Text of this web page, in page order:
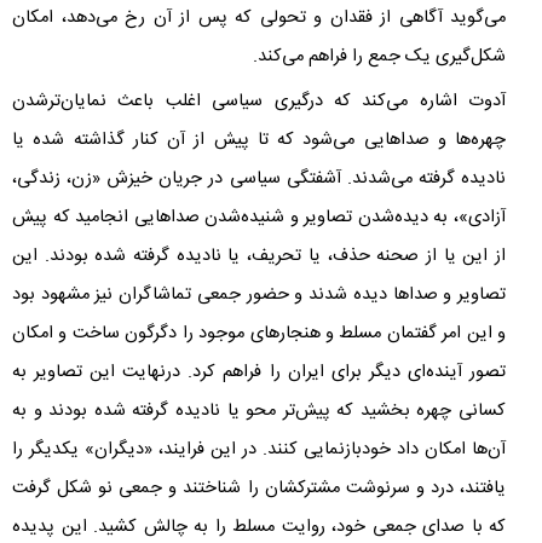
می‌گوید آگاهی از فقدان و تحولی که پس از آن رخ می‌دهد، امکان
شکل‌گیری یک جمع را فراهم می‌کند.
آدوت اشاره می‌کند که درگیری سیاسی اغلب باعث نمایان‌ترشدن
چهره‌ها و صداهایی می‌شود که تا پیش از آن کنار گذاشته شده یا
نادیده گرفته می‌شدند. آشفتگی سیاسی در جریان خیزش «زن، زندگی،
آزادی»، به دیده‌شدن تصاویر و شنیده‌شدن صداهایی انجامید که پیش
از این یا از صحنه حذف، یا تحریف، یا نادیده گرفته شده بودند. این
تصاویر و صداها دیده شدند و حضور جمعی تماشاگران نیز مشهود بود
و این امر گفتمان مسلط و هنجارهای موجود را دگرگون ساخت و امکان
تصور آینده‌ای دیگر برای ایران را فراهم کرد. درنهایت این تصاویر به
کسانی چهره‌ بخشید که پیش‌تر محو یا نادیده گرفته شده بودند و به
آن‌ها امکان داد خودبازنمایی کنند. در این فرایند، «دیگران» یکدیگر را
یافتند، درد و سرنوشت مشترکشان را شناختند و جمعی نو شکل گرفت
که با صدای جمعی خود، روایت مسلط را به چالش کشید. این پدیده